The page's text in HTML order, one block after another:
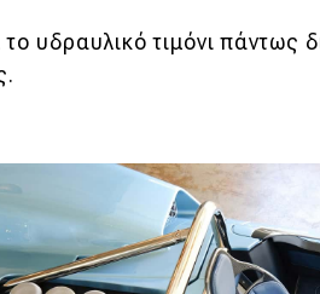
υδραυλικό τιμόνι πάντως